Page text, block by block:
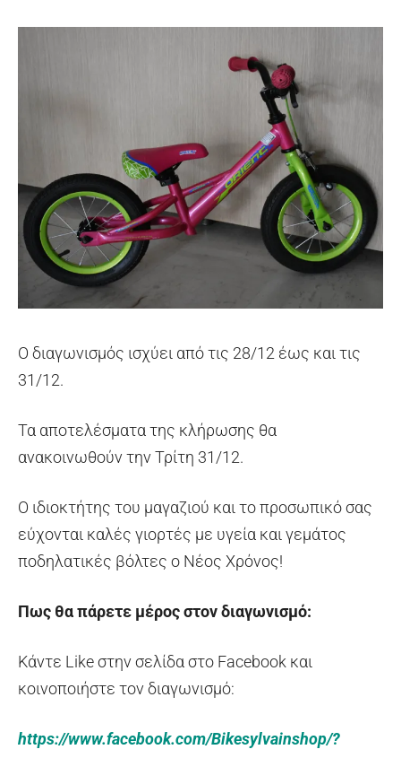
Ο διαγωνισμός ισχύει από τις 28/12 έως και τις
31/12.
Τα αποτελέσματα της κλήρωσης θα
ανακοινωθούν την Τρίτη 31/12.
O ιδιοκτήτης του μαγαζιού και το προσωπικό σας
εύχονται καλές γιορτές με υγεία και γεμάτος
ποδηλατικές βόλτες ο Νέος Χρόνος!
Πως θα πάρετε μέρος στον διαγωνισμό:
Κάντε Like στην σελίδα στο Facebook και
κοινοποιήστε τον διαγωνισμό:
https://www.facebook.com/Bikesylvainshop/?